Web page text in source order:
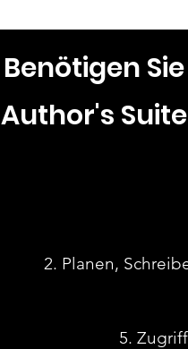
Benötigen
Author's
Planen,